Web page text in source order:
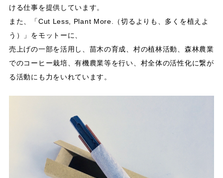
ける仕事を提供しています。
また、「Cut Less, Plant More.（切るよりも、多くを植えよ
う）」をモットーに、
売上げの一部を活用し、苗木の育成、村の植林活動、森林農業
でのコーヒー栽培、有機農業等を行い、村全体の活性化に繋が
る活動にも力をいれています。